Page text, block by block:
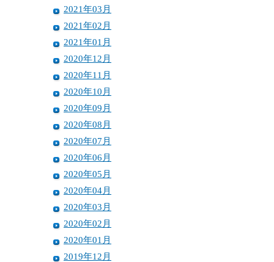
2021年03月
2021年02月
2021年01月
2020年12月
2020年11月
2020年10月
2020年09月
2020年08月
2020年07月
2020年06月
2020年05月
2020年04月
2020年03月
2020年02月
2020年01月
2019年12月